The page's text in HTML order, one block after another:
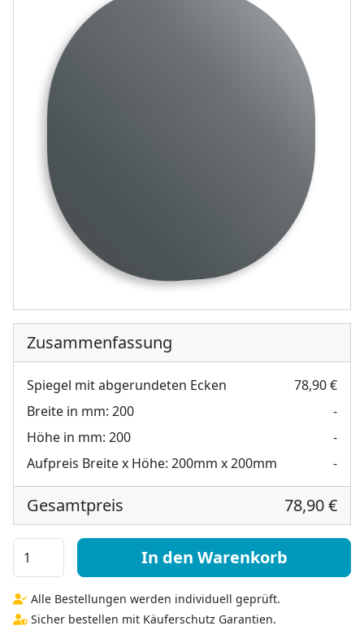
Zusammenfassung
Spiegel mit abgerundeten Ecken
78,90 €
Breite in mm: 200
-
Höhe in mm: 200
-
Aufpreis Breite x Höhe: 200mm x 200mm -
Gesamtpreis 78,90 €
Spiegel mit abgerundeten Ecken Menge
In den Warenkorb
Alle Bestellungen werden individuell geprüft.
Sicher bestellen mit Käuferschutz Garantien.